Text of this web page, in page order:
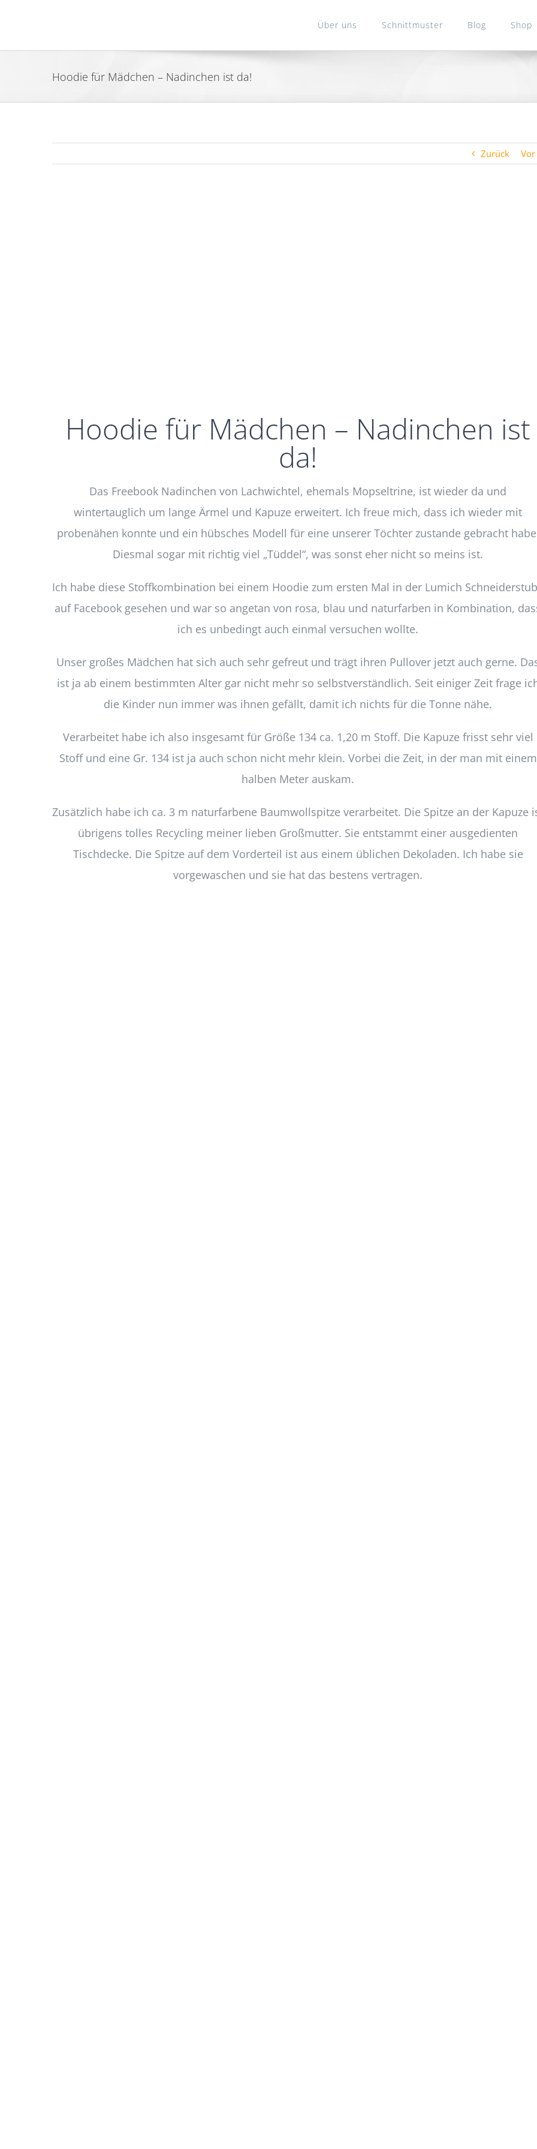
Über uns Schnittmuster Blog Shop
Hoodie für Mädchen – Nadinchen ist da!
Zurück Vor
Hoodie für Mädchen – Nadinchen ist
da!
Das Freebook Nadinchen von Lachwichtel, ehemals Mopseltrine, ist wieder da und
wintertauglich um lange Ärmel und Kapuze erweitert. Ich freue mich, dass ich wieder mit
probenähen konnte und ein hübsches Modell für eine unserer Töchter zustande gebracht
Diesmal sogar mit richtig viel „Tüddel“, was sonst eher nicht so meins ist.
Ich habe diese Stoffkombination bei einem Hoodie zum ersten Mal in der Lumich
auf Facebook gesehen und war so angetan von rosa, blau und naturfarben in Kombination,
ich es unbedingt auch einmal versuchen wollte.
Unser großes Mädchen hat sich auch sehr gefreut und trägt ihren Pullover jetzt auch gerne.
ist ja ab einem bestimmten Alter gar nicht mehr so selbstverständlich. Seit einiger Zeit frage
die Kinder nun immer was ihnen gefällt, damit ich nichts für die Tonne nähe.
Verarbeitet habe ich also insgesamt für Größe 134 ca. 1,20 m Stoff. Die Kapuze frisst sehr viel
Stoff und eine Gr. 134 ist ja auch schon nicht mehr klein. Vorbei die Zeit, in der man mit einem
halben Meter auskam.
Zusätzlich habe ich ca. 3 m naturfarbene Baumwollspitze verarbeitet. Die Spitze an der Kapuze
übrigens tolles Recycling meiner lieben Großmutter. Sie entstammt einer ausgedienten
Tischdecke. Die Spitze auf dem Vorderteil ist aus einem üblichen Dekoladen. Ich habe sie
vorgewaschen und sie hat das bestens vertragen.